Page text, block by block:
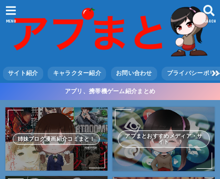
SEARCH
MENU
サイト紹介 キャラクター紹介 お問い合わせ プライバシーポリ
アプリ、携帯機ゲーム紹介まとめ
姉妹ブログ漫画紹介コミまと！
アプまとおすすめメディア・サ
イト